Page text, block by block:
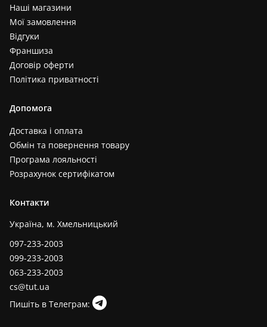
Наші магазини
Мої замовлення
Відгуки
Франшиза
Договір оферти
Політика приватності
Допомога
Доставка і оплата
Обмін та повернення товару
Програма лояльності
Розрахунок сертифікатом
Контакти
Україна, м. Хмельницький
097-233-2003
099-233-2003
063-233-2003
cs@tut.ua
Пишіть в Телеграм: